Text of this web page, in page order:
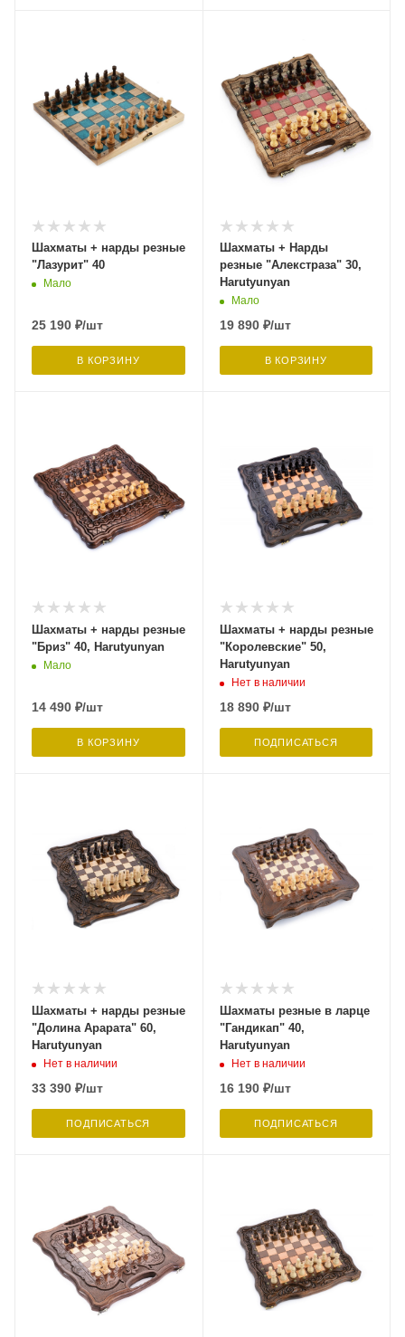
Шахматы + нарды резные
"Лазурит" 40
Мало
25 190 ₽/шт
В КОРЗИНУ
Шахматы + Нарды
резные "Алекстраза" 30,
Harutyunyan
Мало
19 890₽/шт
В КОРЗИНУ
Шахматы + нарды резные
"Бриз" 40, Harutyunyan
Мало
14 490 ₽/шт
В КОРЗИНУ
Шахматы + нарды резные
"Королевские" 50,
Harutyunyan
Нет в наличии
18 890₽/шт
ПОДПИСАТЬСЯ
Шахматы + нарды резные
"Долина Арарата" 60,
Harutyunyan
Нет в наличии
33 390 ₽/шт
ПОДПИСАТЬСЯ
Шахматы резные в ларце
"Гандикап" 40,
Harutyunyan
Нет в наличии
16 190₽/шт
ПОДПИСАТЬСЯ